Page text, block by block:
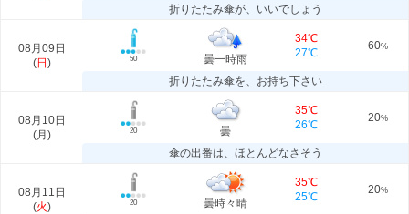
折りたたみ傘が、いいでしょう
08月09日
(日 ) 50 曇一時雨
34℃
27℃
60%
折りたたみ傘を、お持ち下さい
08月10日
(月 ) 20 曇
35℃
26℃
20%
傘の出番は、ほとんどなさそう
08月11日
(火) 20 曇時々晴
35℃
25℃
20%